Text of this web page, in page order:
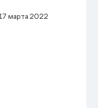
марта 2022